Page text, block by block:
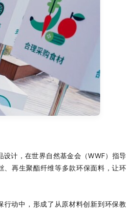
计，在世界自然基金会（WWF）指导
、再生聚酯纤维等多款环保面料，让环
动中，形成了从原材料创新到环保教